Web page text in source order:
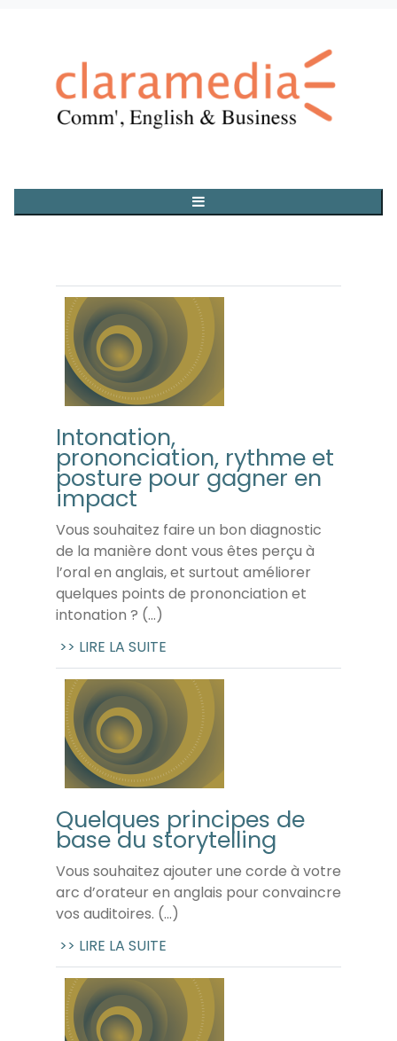
Intonation,
prononciation, rythme et
posture pour gagner en
impact
Vous souhaitez faire un bon diagnostic
de la manière dont vous êtes perçu à
l’oral en anglais, et surtout améliorer
quelques points de prononciation et
intonation ? (...)
>> LIRE LA SUITE
Quelques principes de
base du storytelling
Vous souhaitez ajouter une corde à votre
arc d’orateur en anglais pour convaincre
vos auditoires. (...)
>> LIRE LA SUITE